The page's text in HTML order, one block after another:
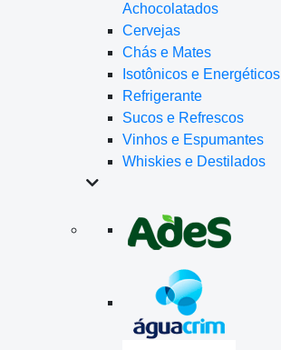
Achocolatados
Cervejas
Chás e Mates
Isotônicos e Energéticos
Refrigerante
Sucos e Refrescos
Vinhos e Espumantes
Whiskies e Destilados